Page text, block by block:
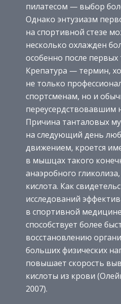
пилатесом — выбор
Однако энтузиазм
на спортивной стезе
несколько охлажден
особенно после
Крепатура — термин,
не только
спортсменам, но и
переусердствовавшим
Причина танталовых
на следующий день
движением, кроется
в мышцах такого
анаэробного
кислота. Как
исследований
в спортивной
способствует более
восстановлению
больших физических
повышает скорость
кислоты из крови
2007).